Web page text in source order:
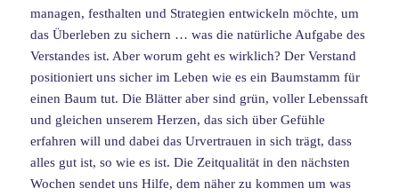
managen, festhalten und Strategien entwickeln möchte, um
das Überleben zu sichern … was die natürliche Aufgabe des
Verstandes ist. Aber worum geht es wirklich? Der Verstand
positioniert uns sicher im Leben wie es ein Baumstamm für
einen Baum tut. Die Blätter aber sind grün, voller Lebenssaft
und gleichen unserem Herzen, das sich über Gefühle
erfahren will und dabei das Urvertrauen in sich trägt, dass
alles gut ist, so wie es ist. Die Zeitqualität in den nächsten
Wochen sendet uns Hilfe, dem näher zu kommen um was